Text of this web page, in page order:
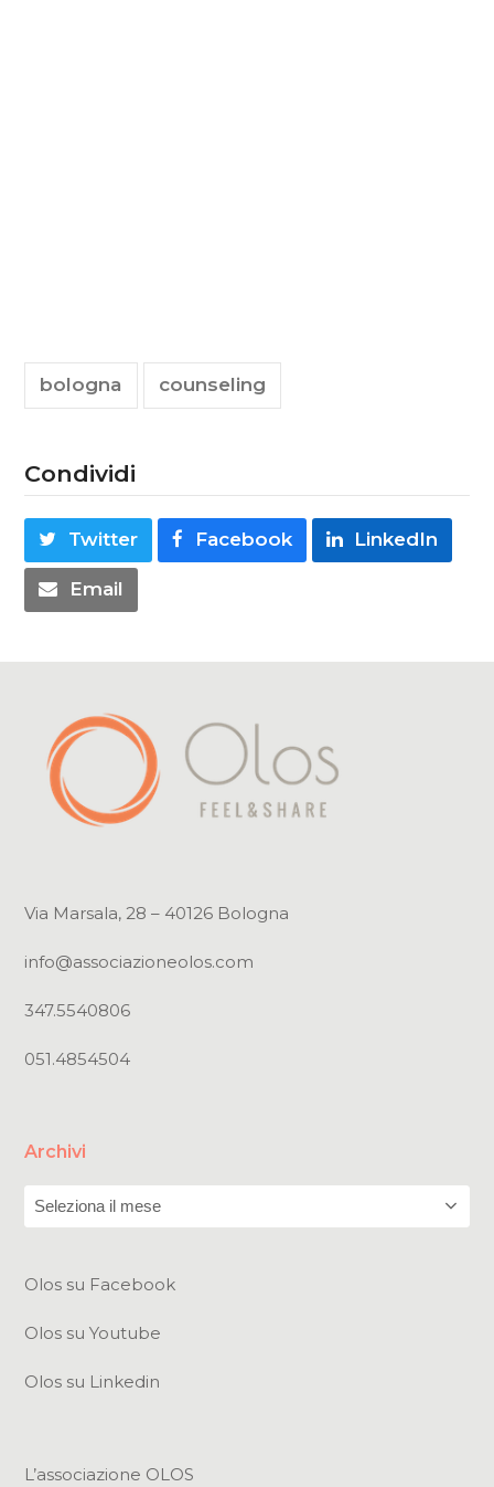
bologna counseling
Condividi
Twitter Facebook LinkedIn
Email
Via Marsala, 28 – 40126 Bologna
info@associazioneolos.com
347.5540806
051.4854504
Archivi
Archivi
Olos su Facebook
Olos su Youtube
Olos su Linkedin
L’associazione OLOS